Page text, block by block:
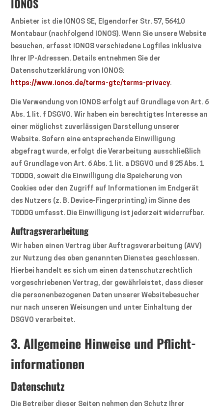
IONOS
Anbieter ist die IONOS SE, Elgendorfer Str. 57, 56410
Montabaur (nachfolgend IONOS). Wenn Sie unsere Website
besuchen, erfasst IONOS verschiedene Logfiles inklusive
Ihrer IP-Adressen. Details entnehmen Sie der
Datenschutzerklärung von IONOS:
https://www.ionos.de/terms-gtc/terms-privacy.
Die Verwendung von IONOS erfolgt auf Grundlage von Art. 6
Abs. 1 lit. f DSGVO. Wir haben ein berechtigtes Interesse an
einer möglichst zuverlässigen Darstellung unserer
Website. Sofern eine entsprechende Einwilligung
abgefragt wurde, erfolgt die Verarbeitung ausschließlich
auf Grundlage von Art. 6 Abs. 1 lit. a DSGVO und § 25 Abs. 1
TDDDG, soweit die Einwilligung die Speicherung von
Cookies oder den Zugriff auf Informationen im Endgerät
des Nutzers (z. B. Device-Fingerprinting) im Sinne des
TDDDG umfasst. Die Einwilligung ist jederzeit widerrufbar.
Auftragsverarbeitung
Wir haben einen Vertrag über Auftragsverarbeitung (AVV)
zur Nutzung des oben genannten Dienstes geschlossen.
Hierbei handelt es sich um einen datenschutzrechtlich
vorgeschriebenen Vertrag, der gewährleistet, dass dieser
die personenbezogenen Daten unserer Websitebesucher
nur nach unseren Weisungen und unter Einhaltung der
DSGVO verarbeitet.
3. Allgemeine Hinweise und Pflicht­
informationen
Datenschutz
Die Betreiber dieser Seiten nehmen den Schutz Ihrer